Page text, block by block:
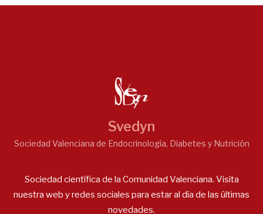
Svedyn
Sociedad Valenciana de Endocrinología, Diabetes y Nutrición
Sociedad científica de la Comunidad Valenciana. Visita
nuestra web y redes sociales para estar al día de las últimas
novedades.